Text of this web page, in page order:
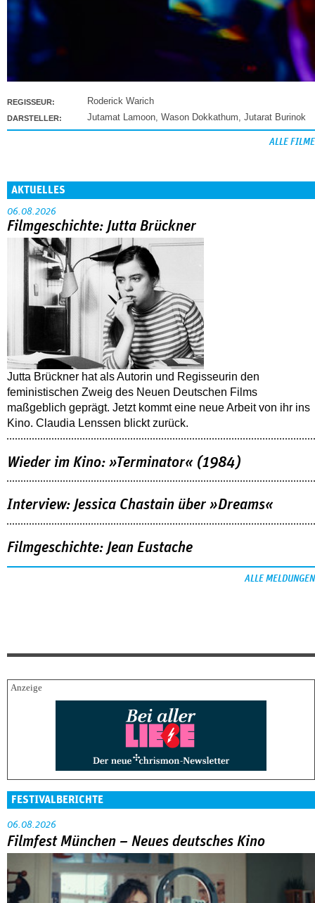
REGISSEUR: Roderick Warich
DARSTELLER: Jutamat Lamoon Wason Dokkathum Jutarat Burinok
ALLE FILME
AKTUELLES
06.08.2026
Filmgeschichte: Jutta Brückner
Jutta Brückner hat als Autorin und Regisseurin den
feministischen Zweig des Neuen Deutschen Films
maßgeblich geprägt. Jetzt kommt eine neue Arbeit von ihr ins
Kino. Claudia Lenssen blickt zurück.
Wieder im Kino: »Terminator« (1984)
Interview: Jessica Chastain über »Dreams«
Filmgeschichte: Jean Eustache
ALLE MELDUNGEN
FESTIVALBERICHTE
06.08.2026
Filmfest München – Neues deutsches Kino